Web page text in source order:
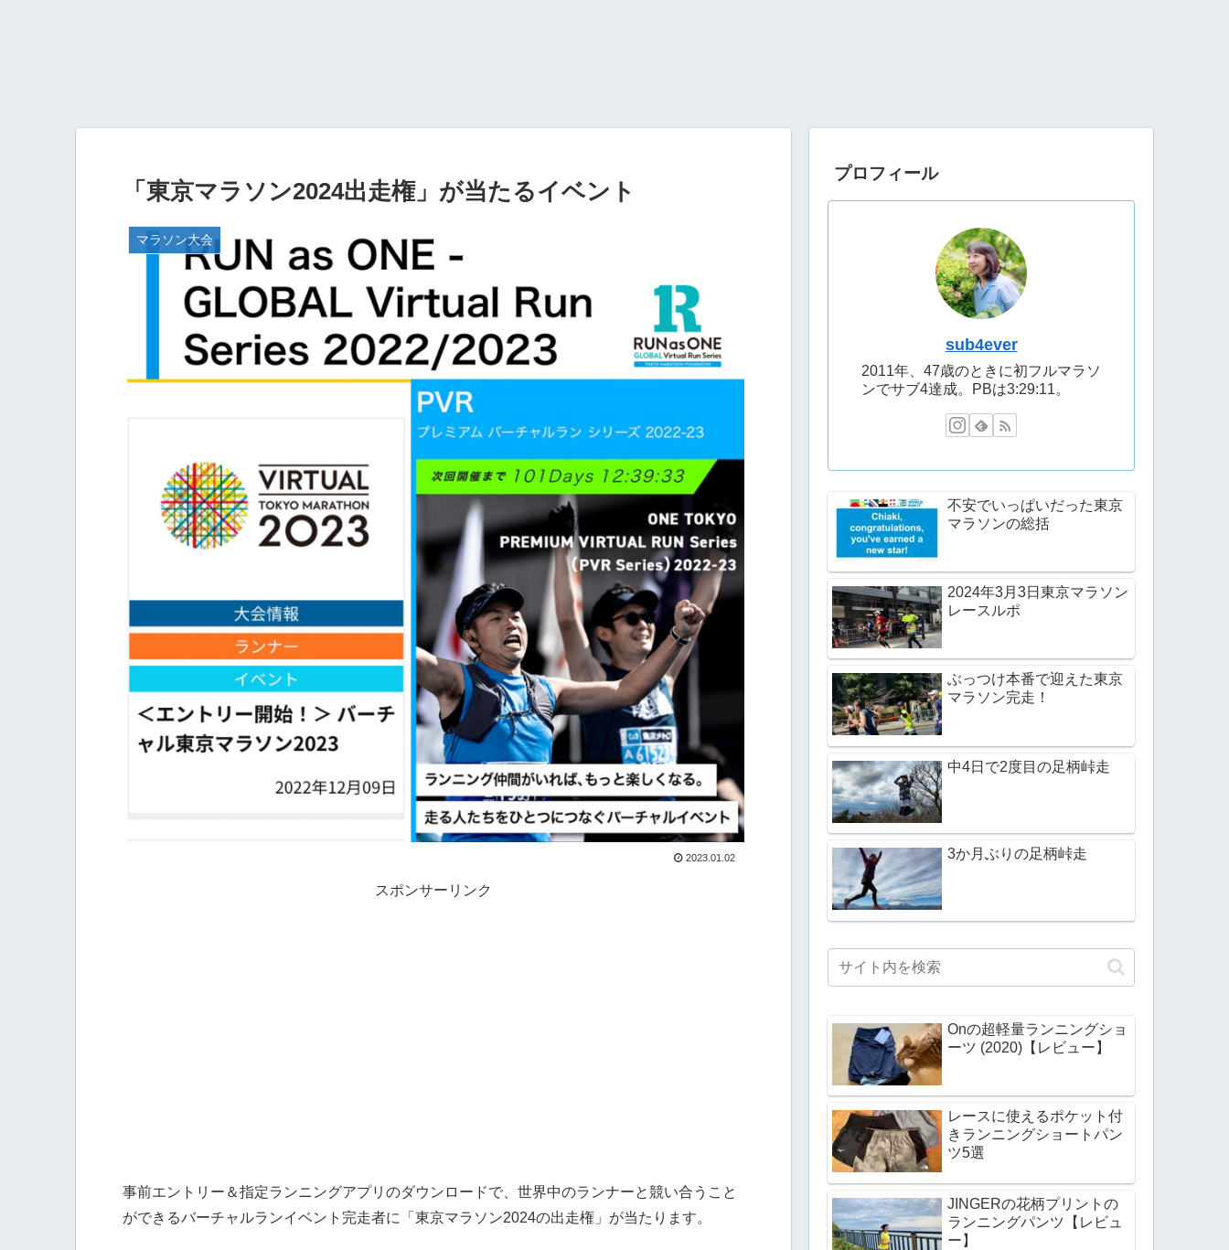
「東京マラソン2024出走権」が当たるイベント
マラソン大会
2023.01.02
スポンサーリンク
事前エントリー＆指定ランニングアプリのダウンロードで、世界中のランナーと競い合うこと
ができるバーチャルランイベント完走者に「東京マラソン2024の出走権」が当たります。
プロフィール
sub4ever
2011年、47歳のときに初フルマラソ
ンでサブ4達成。PBは3:29:11。
不安でいっぱいだった東京
マラソンの総括
2024年3月3日東京マラソン
レースルポ
ぶっつけ本番で迎えた東京
マラソン完走！
中4日で2度目の足柄峠走
3か月ぶりの足柄峠走
Onの超軽量ランニングショ
ーツ (2020)【レビュー】
レースに使えるポケット付
きランニングショートパン
ツ5選
JINGERの花柄プリントの
ランニングパンツ【レビュ
ー】